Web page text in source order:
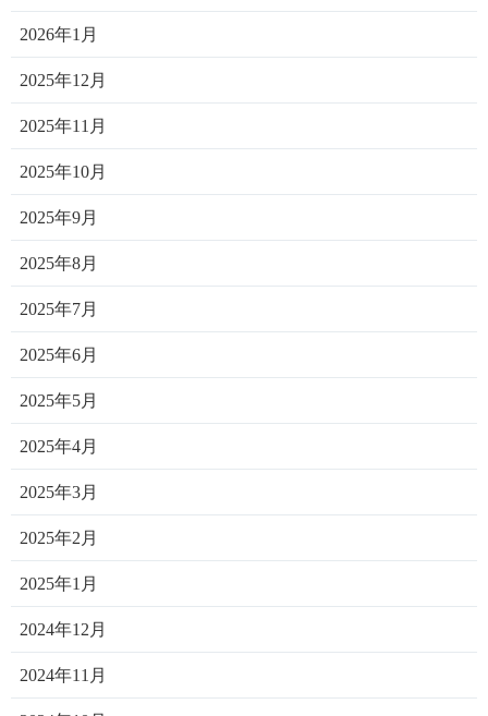
2026年1月
2025年12月
2025年11月
2025年10月
2025年9月
2025年8月
2025年7月
2025年6月
2025年5月
2025年4月
2025年3月
2025年2月
2025年1月
2024年12月
2024年11月